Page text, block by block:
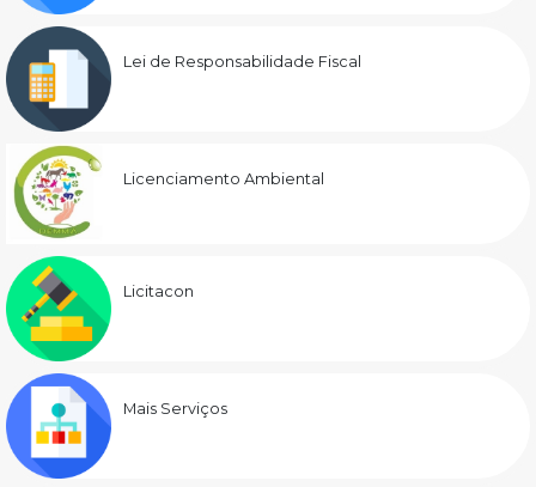
Lei de Responsabilidade Fiscal
Licenciamento Ambiental
Licitacon
Mais Serviços